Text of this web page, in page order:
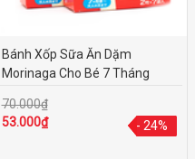
- 24%
Bánh Xốp Sữa Ăn Dặm
Morinaga Cho Bé 7 Tháng
70.000₫
53.000₫
- 24%